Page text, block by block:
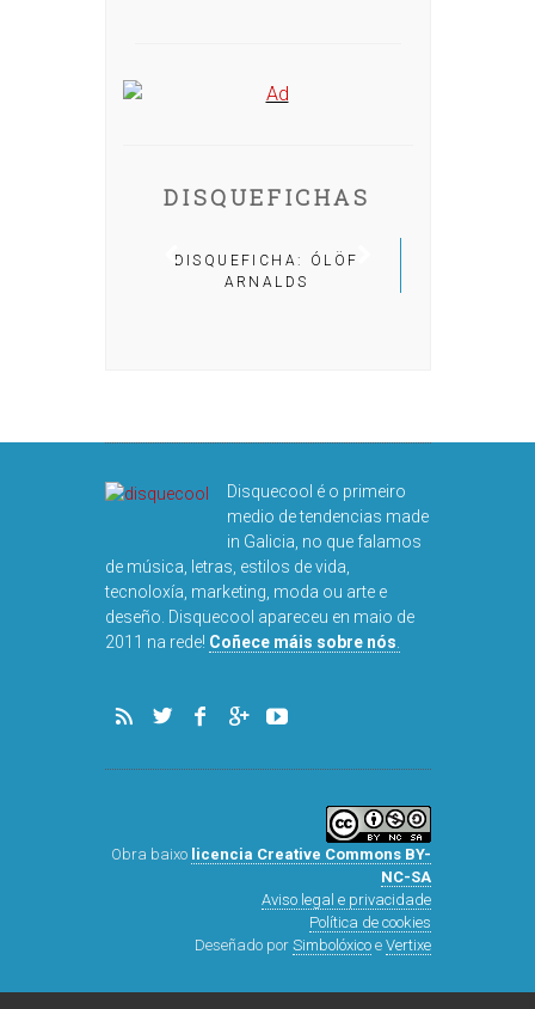
DISQUEFICHAS
DISQUEFICHA: MIGUEL
NOGUERA
Disquecool é o primeiro
medio de tendencias made
in Galicia, no que falamos
de música, letras, estilos de vida,
tecnoloxía, marketing, moda ou arte e
deseño. Disquecool apareceu en maio de
2011 na rede! Coñece máis sobre nós.
Obra baixo licencia Creative Commons BY-
NC-SA
Aviso legal e privacidade
Política de cookies
Deseñado por Simbolóxicoe Vertixe